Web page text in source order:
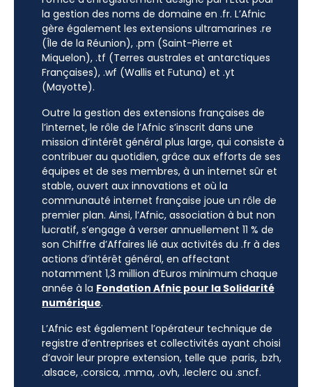
la gestion des noms de domaine en .fr. L’Afnic
gère également les extensions ultramarines .re
(Île de la Réunion), .pm (Saint-Pierre et
Miquelon), .tf (Terres australes et antarctiques
Françaises), .wf (Wallis et Futuna) et .yt
(Mayotte).
Outre la gestion des extensions françaises de
l’internet, le rôle de l’Afnic s’inscrit dans une
mission d’intérêt général plus large, qui consiste à
contribuer au quotidien, grâce aux efforts de ses
équipes et de ses membres, à un internet sûr et
stable, ouvert aux innovations et où la
communauté internet française joue un rôle de
premier plan. Ainsi, l’Afnic, association à but non
lucratif, s’engage à verser annuellement 11 % de
son Chiffre d’Affaires lié aux activités du .fr à des
actions d’intérêt général, en affectant
notamment 1,3 million d’Euros minimum chaque
année à la Fondation Afnic pour la Solidarité
numérique.
L’Afnic est également l’opérateur technique de
registre d’entreprises et collectivités ayant choisi
d’avoir leur propre extension, telle que .paris, .bzh,
.alsace, .corsica, .mma, .ovh, .leclerc ou .sncf.